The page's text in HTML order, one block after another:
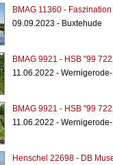
BMAG 11360 -
09.09.2023 - Buxtehude
BMAG 9921 - HSB "99
11.06.2022 -
BMAG 9921 - HSB "99
11.06.2022 -
Henschel 22698 - DB